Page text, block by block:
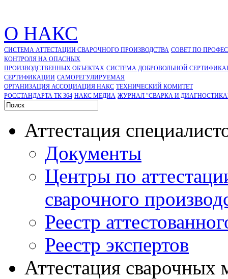
О НАКС
СИСТЕМА АТТЕСТАЦИИ СВАРОЧНОГО ПРОИЗВОДСТВА СОВЕТ ПО
КОНТРОЛЯ НА ОПАСНЫХ
ПРОИЗВОДСТВЕННЫХ ОБЪЕКТАХ СИСТЕМА ДОБРОВОЛЬНОЙ
CЕРТИФИКАЦИИ САМОРЕГУЛИРУЕМАЯ
ОРГАНИЗАЦИЯ АССОЦИАЦИЯ НАКС ТЕХНИЧЕСКИЙ КОМИТЕТ
РОССТАНДАРТА ТК 364 НАКС МЕДИА ЖУРНАЛ "СВАРКА И
Аттестация
Документы
Центры по
сварочного
Реестр
Реестр экспертов
Аттестация сварочных